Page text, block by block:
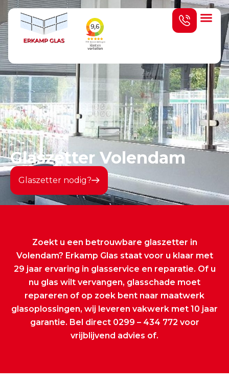
Glaszetter Volendam
Glaszetter nodig?
Zoekt u een betrouwbare glaszetter in
Volendam? Erkamp Glas staat voor u klaar met
29 jaar ervaring in glasservice en reparatie. Of u
nu glas wilt vervangen, glasschade moet
repareren of op zoek bent naar maatwerk
glasoplossingen, wij leveren vakwerk met 10 jaar
garantie. Bel direct 0299 – 434 772 voor
vrijblijvend advies of.